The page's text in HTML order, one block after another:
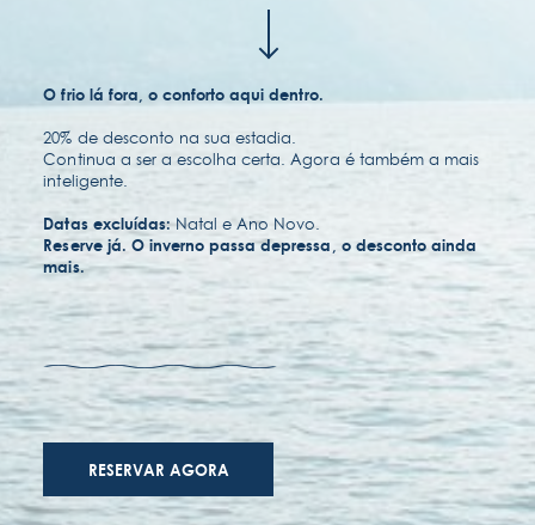
sustentabilidade
acessibilidade
termos condiçoes
politica de privacidade
O frio lá fora, o conforto aqui dentro.
20% de desconto na sua estadia.
Continua a ser a escolha certa. Agora é também a mais
inteligente.
Datas excluídas:Natal e Ano Novo.
Reserve já. O inverno passa depressa, o desconto ainda
mais.
RESERVAR AGORA